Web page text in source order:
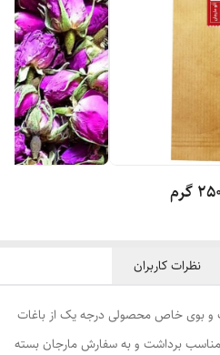
نظرات کاربران
و بوی خاص محصولی درجه یک از باغات
برداشت و به سفارش مارجان بسته